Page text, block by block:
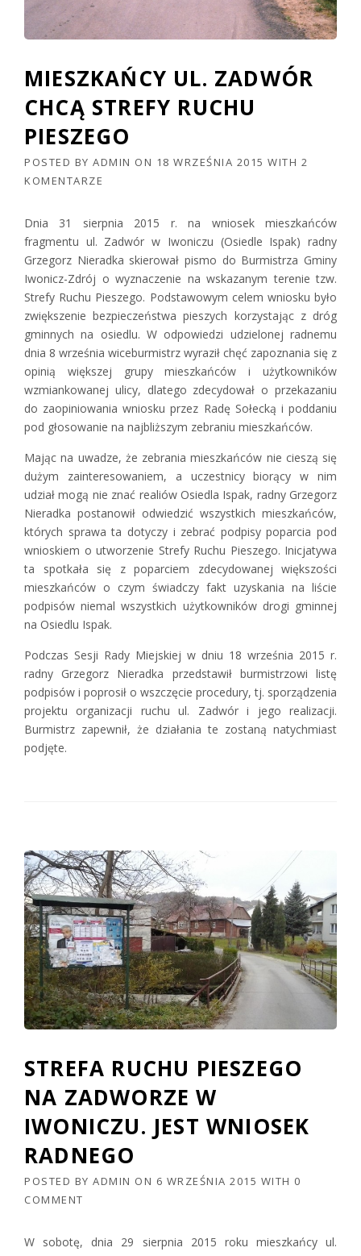
MIESZKAŃCY UL. ZADWÓR
CHCĄ STREFY RUCHU
PIESZEGO
POSTED BY ADMIN ON 18 WRZEŚNIA 2015 WITH 2
KOMENTARZE
Dnia 31 sierpnia 2015 r. na wniosek mieszkańców
fragmentu ul. Zadwór w Iwoniczu (Osiedle Ispak) radny
Grzegorz Nieradka skierował pismo do Burmistrza Gminy
Iwonicz-Zdrój o wyznaczenie na wskazanym terenie tzw.
Strefy Ruchu Pieszego. Podstawowym celem wniosku było
zwiększenie bezpieczeństwa pieszych korzystając z dróg
gminnych na osiedlu. W odpowiedzi udzielonej radnemu
dnia 8 września wiceburmistrz wyraził chęć zapoznania się z
opinią większej grupy mieszkańców i użytkowników
wzmiankowanej ulicy, dlatego zdecydował o przekazaniu
do zaopiniowania wniosku przez Radę Sołecką i poddaniu
pod głosowanie na najbliższym zebraniu mieszkańców.
Mając na uwadze, że zebrania mieszkańców nie cieszą się
dużym zainteresowaniem, a uczestnicy biorący w nim
udział mogą nie znać realiów Osiedla Ispak, radny Grzegorz
Nieradka postanowił odwiedzić wszystkich mieszkańców,
których sprawa ta dotyczy i zebrać podpisy poparcia pod
wnioskiem o utworzenie Strefy Ruchu Pieszego. Inicjatywa
ta spotkała się z poparciem zdecydowanej większości
mieszkańców o czym świadczy fakt uzyskania na liście
podpisów niemal wszystkich użytkowników drogi gminnej
na Osiedlu Ispak.
Podczas Sesji Rady Miejskiej w dniu 18 września 2015 r.
radny Grzegorz Nieradka przedstawił burmistrzowi listę
podpisów i poprosił o wszczęcie procedury, tj. sporządzenia
projektu organizacji ruchu ul. Zadwór i jego realizacji.
Burmistrz zapewnił, że działania te zostaną natychmiast
podjęte.
STREFA RUCHU PIESZEGO
NA ZADWORZE W
IWONICZU. JEST WNIOSEK
RADNEGO
POSTED BY ADMIN ON 6 WRZEŚNIA 2015 WITH 0
COMMENT
W sobotę, dnia 29 sierpnia 2015 roku mieszkańcy ul.